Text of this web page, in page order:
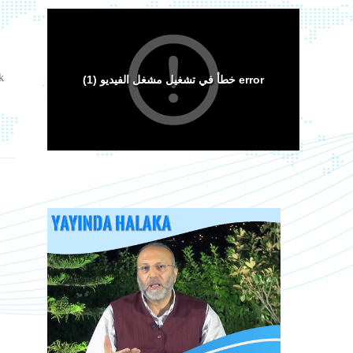
Android Cihazlar İçin Anayasa Tasarısı
Kitaplar
Arakan Müslümanları İslam Ümmetinden ve
Ordularından Destek İstiyor